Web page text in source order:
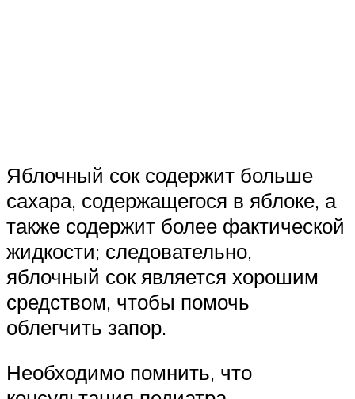
Яблочный сок содержит больше
сахара, содержащегося в яблоке, а
также содержит более фактической
жидкости; следовательно,
яблочный сок является хорошим
средством, чтобы помочь
облегчить запор.
Необходимо помнить, что